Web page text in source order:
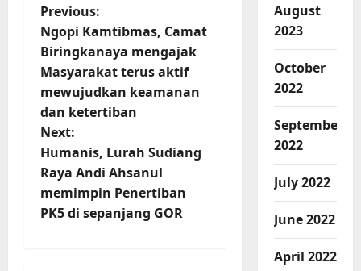
P
o
s
t
n
a
v
Previous:
Ngopi Kamtibmas, Camat
Biringkanaya mengajak
Masyarakat terus aktif
mewujudkan keamanan
dan ketertiban
Next:
Humanis, Lurah Sudiang
Raya Andi Ahsanul
memimpin Penertiban
PK5 di sepanjang GOR
August
2023
October
2022
September
2022
July 2022
June 2022
April 2022